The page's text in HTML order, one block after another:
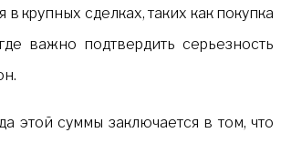
в крупных сделках, таких как покупка
важно подтвердить серьезность
этой суммы заключается в том, что